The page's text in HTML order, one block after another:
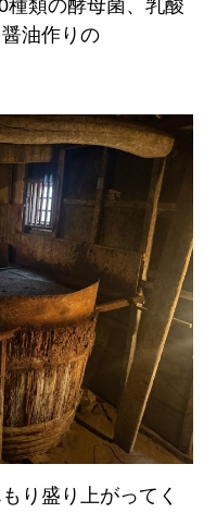
種類の酵母菌、乳酸
油作りの
り盛り上がってく